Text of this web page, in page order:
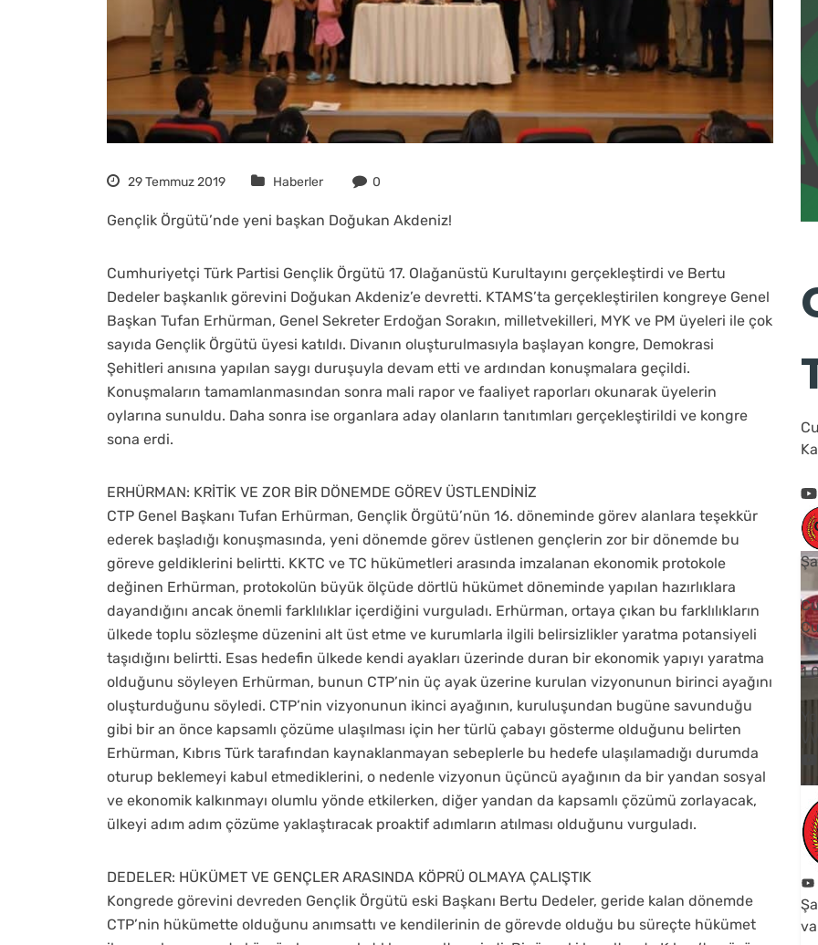
29 Temmuz 2019 Haberler 0
Gençlik Örgütü’nde yeni başkan Doğukan Akdeniz!
Cumhuriyetçi Türk Partisi Gençlik Örgütü 17. Olağanüstü Kurultayını gerçekleştirdi ve Bertu
Dedeler başkanlık görevini Doğukan Akdeniz’e devretti. KTAMS’ta gerçekleştirilen kongreye Genel
Başkan Tufan Erhürman, Genel Sekreter Erdoğan Sorakın, milletvekilleri, MYK ve PM üyeleri ile çok
sayıda Gençlik Örgütü üyesi katıldı. Divanın oluşturulmasıyla başlayan kongre, Demokrasi
Şehitleri anısına yapılan saygı duruşuyla devam etti ve ardından konuşmalara geçildi.
Konuşmaların tamamlanmasından sonra mali rapor ve faaliyet raporları okunarak üyelerin
oylarına sunuldu. Daha sonra ise organlara aday olanların tanıtımları gerçekleştirildi ve kongre
sona erdi.
ERHÜRMAN: KRİTİK VE ZOR BİR DÖNEMDE GÖREV ÜSTLENDİNİZ
CTP Genel Başkanı Tufan Erhürman, Gençlik Örgütü’nün 16. döneminde görev alanlara teşekkür
ederek başladığı konuşmasında, yeni dönemde görev üstlenen gençlerin zor bir dönemde bu
göreve geldiklerini belirtti. KKTC ve TC hükümetleri arasında imzalanan ekonomik protokole
değinen Erhürman, protokolün büyük ölçüde dörtlü hükümet döneminde yapılan hazırlıklara
dayandığını ancak önemli farklılıklar içerdiğini vurguladı. Erhürman, ortaya çıkan bu farklılıkların
ülkede toplu sözleşme düzenini alt üst etme ve kurumlarla ilgili belirsizlikler yaratma potansiyeli
taşıdığını belirtti. Esas hedefin ülkede kendi ayakları üzerinde duran bir ekonomik yapıyı yaratma
olduğunu söyleyen Erhürman, bunun CTP’nin üç ayak üzerine kurulan vizyonunun birinci ayağını
oluşturduğunu söyledi. CTP’nin vizyonunun ikinci ayağının, kuruluşundan bugüne savunduğu
gibi bir an önce kapsamlı çözüme ulaşılması için her türlü çabayı gösterme olduğunu belirten
Erhürman, Kıbrıs Türk tarafından kaynaklanmayan sebeplerle bu hedefe ulaşılamadığı durumda
oturup beklemeyi kabul etmediklerini, o nedenle vizyonun üçüncü ayağının da bir yandan sosyal
ve ekonomik kalkınmayı olumlu yönde etkilerken, diğer yandan da kapsamlı çözümü zorlayacak,
ülkeyi adım adım çözüme yaklaştıracak proaktif adımların atılması olduğunu vurguladı.
DEDELER: HÜKÜMET VE GENÇLER ARASINDA KÖPRÜ OLMAYA ÇALIŞTIK
Kongrede görevini devreden Gençlik Örgütü eski Başkanı Bertu Dedeler, geride kalan dönemde
CTP’nin hükümette olduğunu anımsattı ve kendilerinin de görevde olduğu bu süreçte hükümet
1